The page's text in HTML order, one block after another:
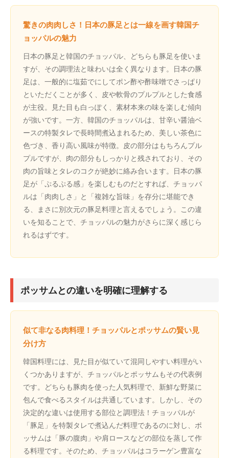
驚きの肉肉しさ！日本の豚足とは一線を画す韓国チ
ョッパルの魅力
日本の豚足と韓国のチョッパル、どちらも豚足を使いま
すが、その調理法と味わいは全く異なります。日本の豚
足は、一般的に塩茹でにしてポン酢や酢味噌でさっぱり
といただくことが多く、皮や軟骨のプルプルとした食感
が主役。見た目も白っぽく、素材本来の味を楽しむ傾向
が強いです。一方、韓国のチョッパルは、甘辛い醤油ベ
ースの特製タレで長時間煮込まれるため、美しい茶色に
色づき、香り高い風味が特徴。皮の部分はもちろんプル
プルですが、肉の部分もしっかりと残されており、その
肉の旨味とタレのコクが絶妙に絡み合います。日本の豚
足が「ぷるぷる感」を楽しむものだとすれば、チョッパ
ルは「肉肉しさ」と「複雑な旨味」を存分に堪能でき
る、まさに別次元の豚足料理と言えるでしょう。この違
いを知ることで、チョッパルの魅力がさらに深く感じら
れるはずです。
ポッサムとの違いを明確に理解する
似て非なる肉料理！チョッパルとポッサムの賢い見
分け方
韓国料理には、見た目が似ていて混同しやすい料理がい
くつかありますが、チョッパルとポッサムもその代表例
です。どちらも豚肉を使った人気料理で、新鮮な野菜に
包んで食べるスタイルは共通しています。しかし、その
決定的な違いは使用する部位と調理法！チョッパルが
「豚足」を特製タレで煮込んだ料理であるのに対し、ポ
ッサムは「豚の腹肉」や肩ロースなどの部位を蒸して作
る料理です。そのため、チョッパルはコラーゲン豊富な